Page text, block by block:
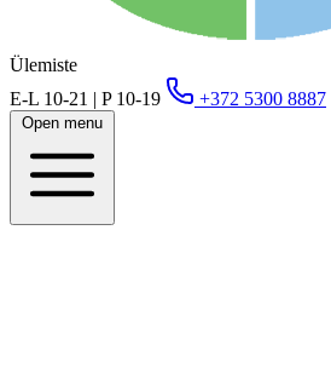
Ülemiste
E-L 10-21 | P 10-19
+372 5300 8887
Open menu